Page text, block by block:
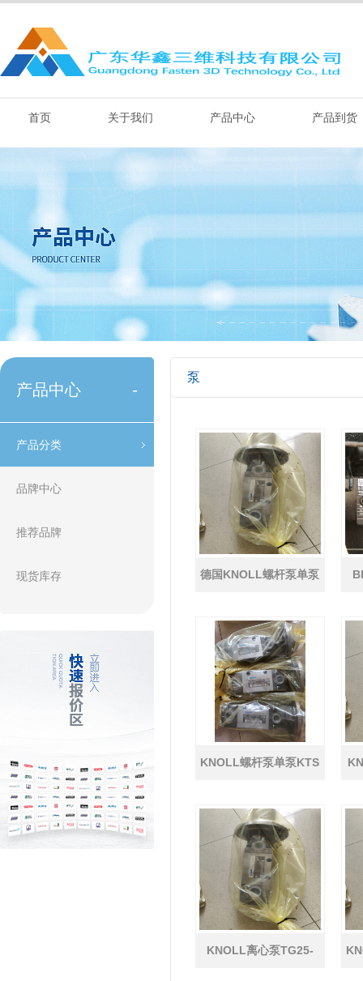
首页 关于我们 产品中心 产品到货
产品中心 -
产品分类
品牌中心
推荐品牌
现货库存
泵
德国KNOLL螺杆泵单泵
正品 高压泵
KNOLL螺杆泵单泵KTS
封
KNOLL离心泵TG25-